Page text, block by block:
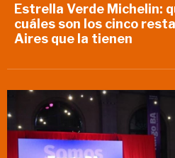
Estrella Verde Michelin:
cuáles son los cinco
Aires que la tienen